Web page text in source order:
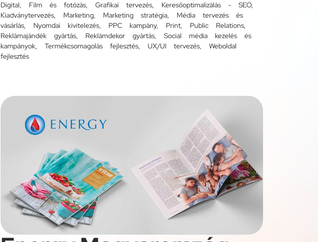
Digital, Film és fotózás, Grafikai tervezés, Keresőoptimalizálás - SEO,
Kiadványtervezés, Marketing, Marketing stratégia, Média tervezés és
vásárlás, Nyomdai kivitelezés, PPC kampány, Print, Public Relations,
Reklámajándék gyártás, Reklámdekor gyártás, Social média kezelés és
kampányok, Termékcsomagolás fejlesztés, UX/UI tervezés, Weboldal
fejlesztés